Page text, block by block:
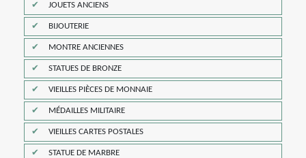
JOUETS ANCIENS
BIJOUTERIE
MONTRE ANCIENNES
STATUES DE BRONZE
VIEILLES PIÈCES DE MONNAIE
MÉDAILLES MILITAIRE
VIEILLES CARTES POSTALES
STATUE DE MARBRE